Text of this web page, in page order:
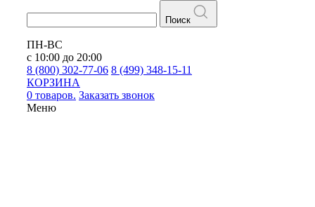
Поиск
ПН-ВС
с 10:00 до 20:00
8 (800) 302-77-06 8 (499) 348-15-11
КОРЗИНА
0 товаров. Заказать звонок
Меню